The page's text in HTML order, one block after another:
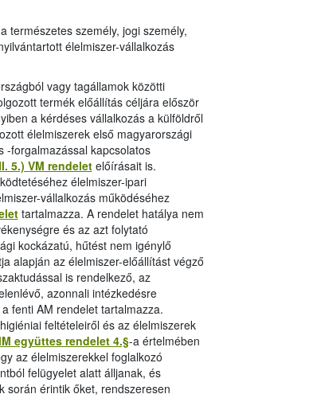
természetes személy, jogi személy,
élelmiszer-vállalkozás
vagy tagállamok közötti
termék előállítás céljára először
a kérdéses vállalkozás a külföldről
élelmiszerek első magyarországi
-forgalmazással kapcsolatos
5.) VM rendeletelőírásait is.
élelmiszer-ipari
vállalkozás működéséhez
tartalmazza. A rendelet hatálya nem
és az azt folytató
kockázatú, hűtést nem igénylő
alapján az élelmiszer-előállítást végző
is rendelkező, az
azonnali intézkedésre
fenti AM rendelet tartalmazza.
feltételeiről és az élelmiszerek
együttes rendelet 4.§-a értelmében
az élelmiszerekkel foglalkozó
felügyelet alatt álljanak, és
során érintik őket, rendszeresen